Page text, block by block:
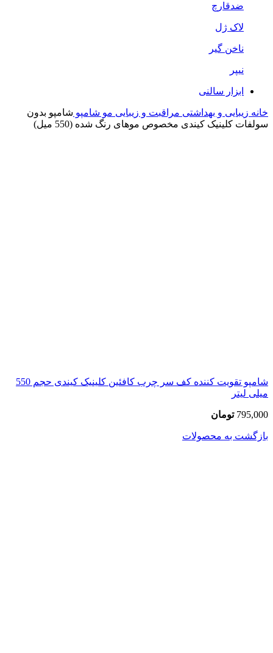
ضدقارچ
لاک ژل
ناخن گیر
نیپر
ابزار سالنی
خانه زیبایی و بهداشتی مراقبت و زیبایی مو شامپو شامپو بدون
سولفات کلینیک کیندی مخصوص موهای رنگ شده (550 میل)
شامپو تقویت کننده کف سر چرب کافئین کلینیک کیندی حجم 550
میلی لیتر
795,000 تومان
بازگشت به محصولات